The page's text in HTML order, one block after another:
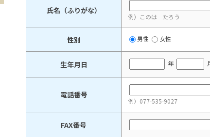
氏名（ふりがな）
例）このは たろう
性別 男性 女性
生年月日 年
電話番号
例）077-535-9027
FAX番号